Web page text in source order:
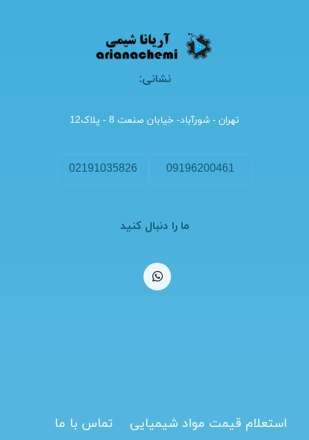
نشانی:
تهران - شورآباد- خیابان صنعت 8 - پلاک12
09196200461
02191035826
ما را دنبال کنید
استعلام قیمت مواد شیمیایی تماس با ما